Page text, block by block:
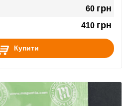
50 кг ковбасного фаршу або
60 грн
410 грн
Купити